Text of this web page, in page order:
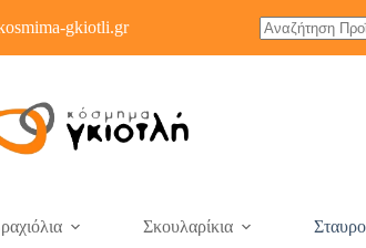
gkiotli.gr
Σκουλαρίκια